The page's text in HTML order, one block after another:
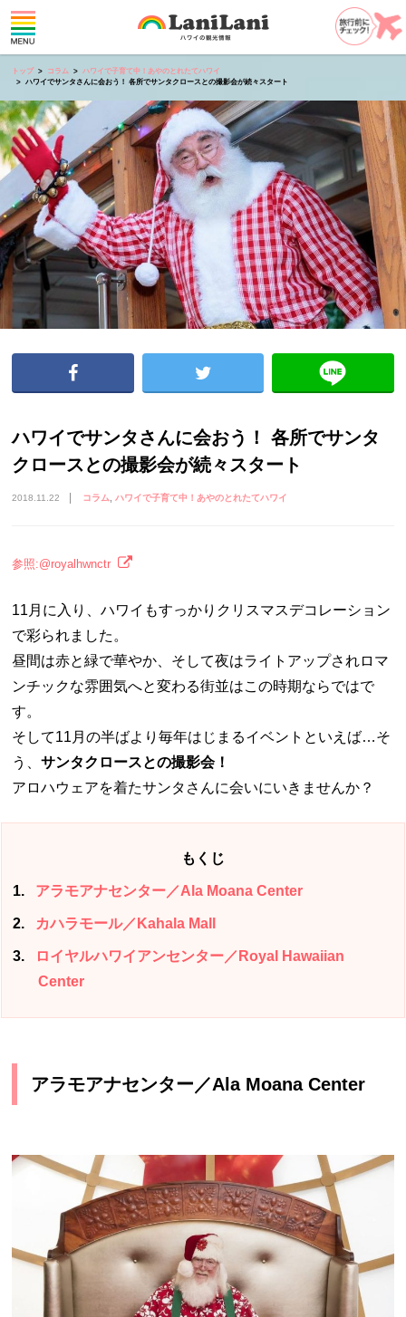
トップ コラム
ハワイで子育て中！あやのとれたてハワイ
ハワイでサンタさんに会おう！ 各所でサンタクロースとの撮影会が続々スタート
ハワイでサンタさんに会おう！ 各所でサンタ
クロースとの撮影会が続々スタート
2018.11.22 コラム ハワイで子育て中！あやのとれたてハワイ
参照:@royalhwnctr
11月に入り、ハワイもすっかりクリスマスデコレーション
で彩られました。
昼間は赤と緑で華やか、そして夜はライトアップされロマ
ンチックな雰囲気へと変わる街並はこの時期ならではで
す。
そして11月の半ばより毎年はじまるイベントといえば…そ
う、サンタクロースとの撮影会！
アロハウェアを着たサンタさんに会いにいきませんか？
もくじ
1 アラモアナセンター／Ala Moana Center
2 カハラモール／Kahala Mall
3
ロイヤルハワイアンセンター／Royal Hawaiian
Center
アラモアナセンター／Ala Moana Center